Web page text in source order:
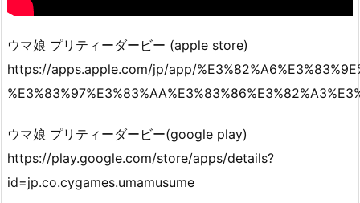
ウマ娘 プリティーダービ‪ー (apple store)‬
https://apps.apple.com/jp/app/
ウマ娘 プリティーダービ‪ー‬(google play)
https://play.google.com/store/apps/details?
id=jp.co.cygames.umamusume